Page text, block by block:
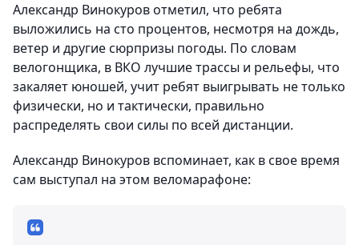
Александр Винокуров отметил, что ребята
выложились на сто процентов, несмотря на дождь,
ветер и другие сюрпризы погоды. По словам
велогонщика, в ВКО лучшие трассы и рельефы, что
закаляет юношей, учит ребят выигрывать не только
физически, но и тактически, правильно
распределять свои силы по всей дистанции.
Александр Винокуров вспоминает, как в свое время
сам выступал на этом веломарафоне: